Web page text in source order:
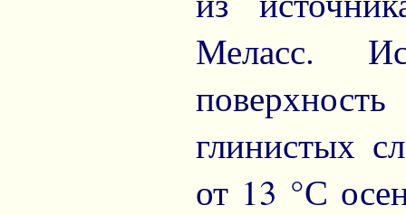
Меласс.
глинистых
от 13 °С